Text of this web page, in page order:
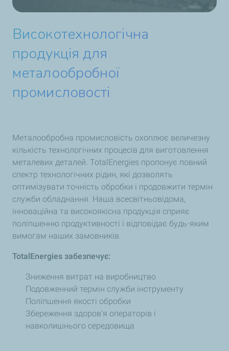
Високотехнологічна
продукція для
металообробної
промисловості
Металообробна промисловість охоплює величезну
кількість технологічних процесів для виготовлення
металевих деталей. TotalEnergies пропонує повний
спектр технологічних рідин, які дозволять
оптимізувати точність обробки і продовжити термін
служби обладнання. Наша всесвітньовідома,
інноваційна та високоякісна продукція сприяє
поліпшенню продуктивності і відповідає будь-яким
вимогам наших замовників.
TotalEnergies забезпечує:
Зниження витрат на виробництво
Подовженний термін служби інструменту
Поліпшення якості обробки
Збереження здоров'я операторів і
навколишнього середовища